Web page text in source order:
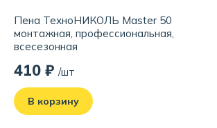
Пена ТехноНИКОЛЬ Master 50
монтажная, профессиональная,
всесезонная
410 ₽ /шт
В корзину